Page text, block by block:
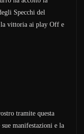
Specchi del
la vittoria ai play Off e
tramite questa
manifestazioni e la